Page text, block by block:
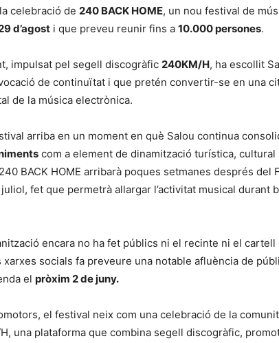
celebració de 240 BACK HOME, un nou festival de
d’agost i que preveu reunir fins a 10.000 persones.
impulsat pel segell discogràfic 240KM/H, ha escollit
de continuïtat i que pretén convertir-se en una
de la música electrònica.
arriba en un moment en què Salou continua
com a element de dinamització turística, cultural
BACK HOME arribarà poques setmanes després del
fet que permetrà allargar l’activitat musical durant
encara no ha fet públics ni el recinte ni el cartell
xarxes socials fa preveure una notable afluència de
el pròxim 2 de juny.
el festival neix com una celebració de la
una plataforma que combina segell discogràfic,